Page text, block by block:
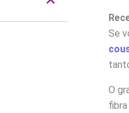
Se
O